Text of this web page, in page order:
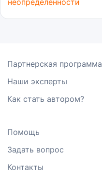
неопределенности
Партнерская программа
Наши эксперты
Как стать автором?
Помощь
Задать вопрос
Контакты